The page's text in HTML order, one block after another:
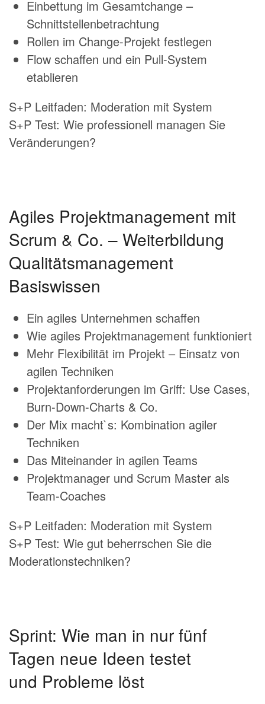
Einbettung im Gesamtchange –
Schnittstellenbetrachtung
Rollen im Change-Projekt festlegen
Flow schaffen und ein Pull-System
etablieren
S+P Leitfaden: Moderation mit System
S+P Test: Wie professionell managen Sie
Veränderungen?
Agiles Projektmanagement mit
Scrum & Co. – Weiterbildung
Qualitätsmanagement
Basiswissen
Ein agiles Unternehmen schaffen
Wie agiles Projektmanagement funktioniert
Mehr Flexibilität im Projekt – Einsatz von
agilen Techniken
Projektanforderungen im Griff: Use Cases,
Burn-Down-Charts & Co.
Der Mix macht`s: Kombination agiler
Techniken
Das Miteinander in agilen Teams
Projektmanager und Scrum Master als
Team-Coaches
S+P Leitfaden: Moderation mit System
S+P Test: Wie gut beherrschen Sie die
Moderationstechniken?
Sprint: Wie man in nur fünf
Tagen neue Ideen testet
und Probleme löst